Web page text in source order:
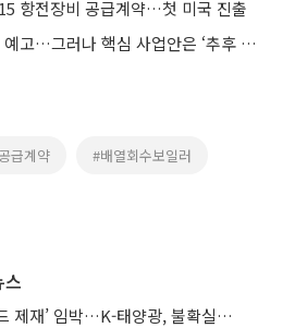
항전장비 공급계약…첫 미국 진출
싸이월드, 10월 부활 예고…그러나 핵심 사업안은 ‘추후 공개’
급계약 #배열회수보일러
美 ‘232조 하이브리드 제재’ 임박…K-태양광, 불확실성 털고 날개 다나